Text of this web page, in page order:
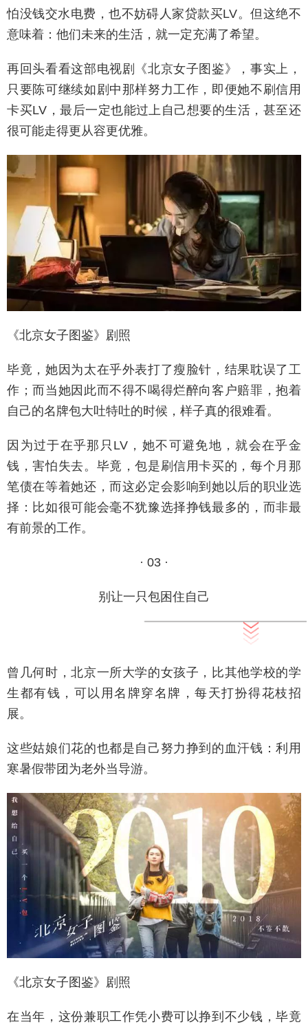
怕没钱交水电费，也不妨碍人家贷款买LV。但这绝不
意味着：他们未来的生活，就一定充满了希望。
再回头看看这部电视剧《北京女子图鉴》，事实上，
只要陈可继续如剧中那样努力工作，即便她不刷信用
卡买LV，最后一定也能过上自己想要的生活，甚至还
很可能走得更从容更优雅。
《北京女子图鉴》剧照
毕竟，她因为太在乎外表打了瘦脸针，结果耽误了工
作；而当她因此而不得不喝得烂醉向客户赔罪，抱着
自己的名牌包大吐特吐的时候，样子真的很难看。
因为过于在乎那只LV，她不可避免地，就会在乎金
钱，害怕失去。毕竟，包是刷信用卡买的，每个月那
笔债在等着她还，而这必定会影响到她以后的职业选
择：比如很可能会毫不犹豫选择挣钱最多的，而非最
有前景的工作。
· 03 ·
别让一只包困住自己
曾几何时，北京一所大学的女孩子，比其他学校的学
生都有钱，可以用名牌穿名牌，每天打扮得花枝招
展。
这些姑娘们花的也都是自己努力挣到的血汗钱：利用
寒暑假带团为老外当导游。
《北京女子图鉴》剧照
在当年，这份兼职工作凭小费可以挣到不少钱，毕竟